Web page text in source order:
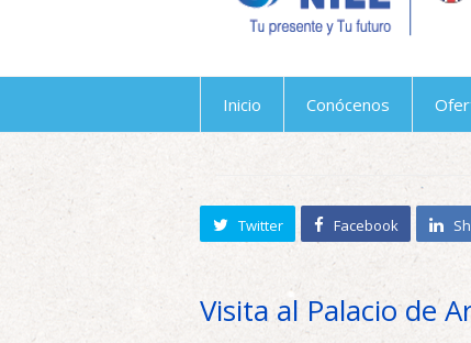
Inicio Conócenos
Twitter Facebook
Visita al Palacio de